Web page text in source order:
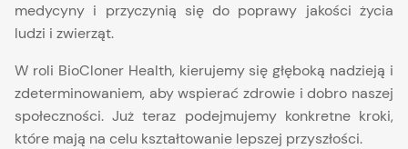
medycyny i przyczynią się do poprawy jakości życia
ludzi i zwierząt.
W roli BioCloner Health, kierujemy się głęboką nadzieją i
zdeterminowaniem, aby wspierać zdrowie i dobro naszej
społeczności. Już teraz podejmujemy konkretne kroki,
które mają na celu kształtowanie lepszej przyszłości.